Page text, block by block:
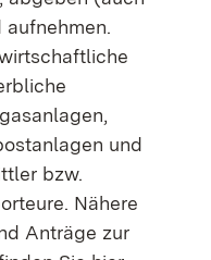
und
bzw.
Nähere
Anträge zur